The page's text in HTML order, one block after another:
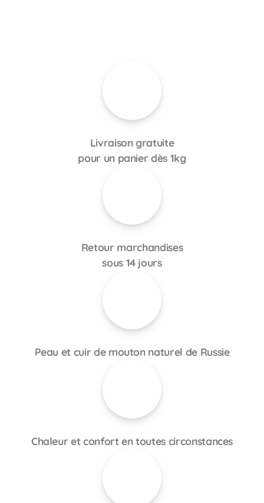
Livraison gratuite
pour un panier dès 1kg
Retour marchandises
sous 14 jours
Peau et cuir de mouton naturel de Russie
Chaleur et confort en toutes circonstances